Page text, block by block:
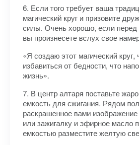
6. Если того требует ваша
магический круг и призовите
силы. Очень хорошо, если
вы произнесете вслух свое
«Я создаю этот магический круг,
избавиться от бедности, что
жизнь».
7. В центр алтаря поставьте
емкость для сжигания. Рядом
раскрашенное вами
или зажигалку и эфирное масло
емкостью разместите желтую